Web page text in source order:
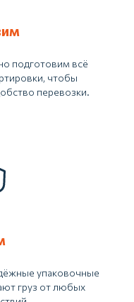
подготовим всё
чтобы
перевозки.
упаковочные
груз от любых